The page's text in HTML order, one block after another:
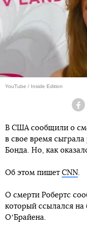
YouTube / Inside Edition
В США сообщили о
в свое время
Бонда. Но, как
Об этом пишет CNN.
О смерти Робертс
который ссылался
ОʼБрайена.